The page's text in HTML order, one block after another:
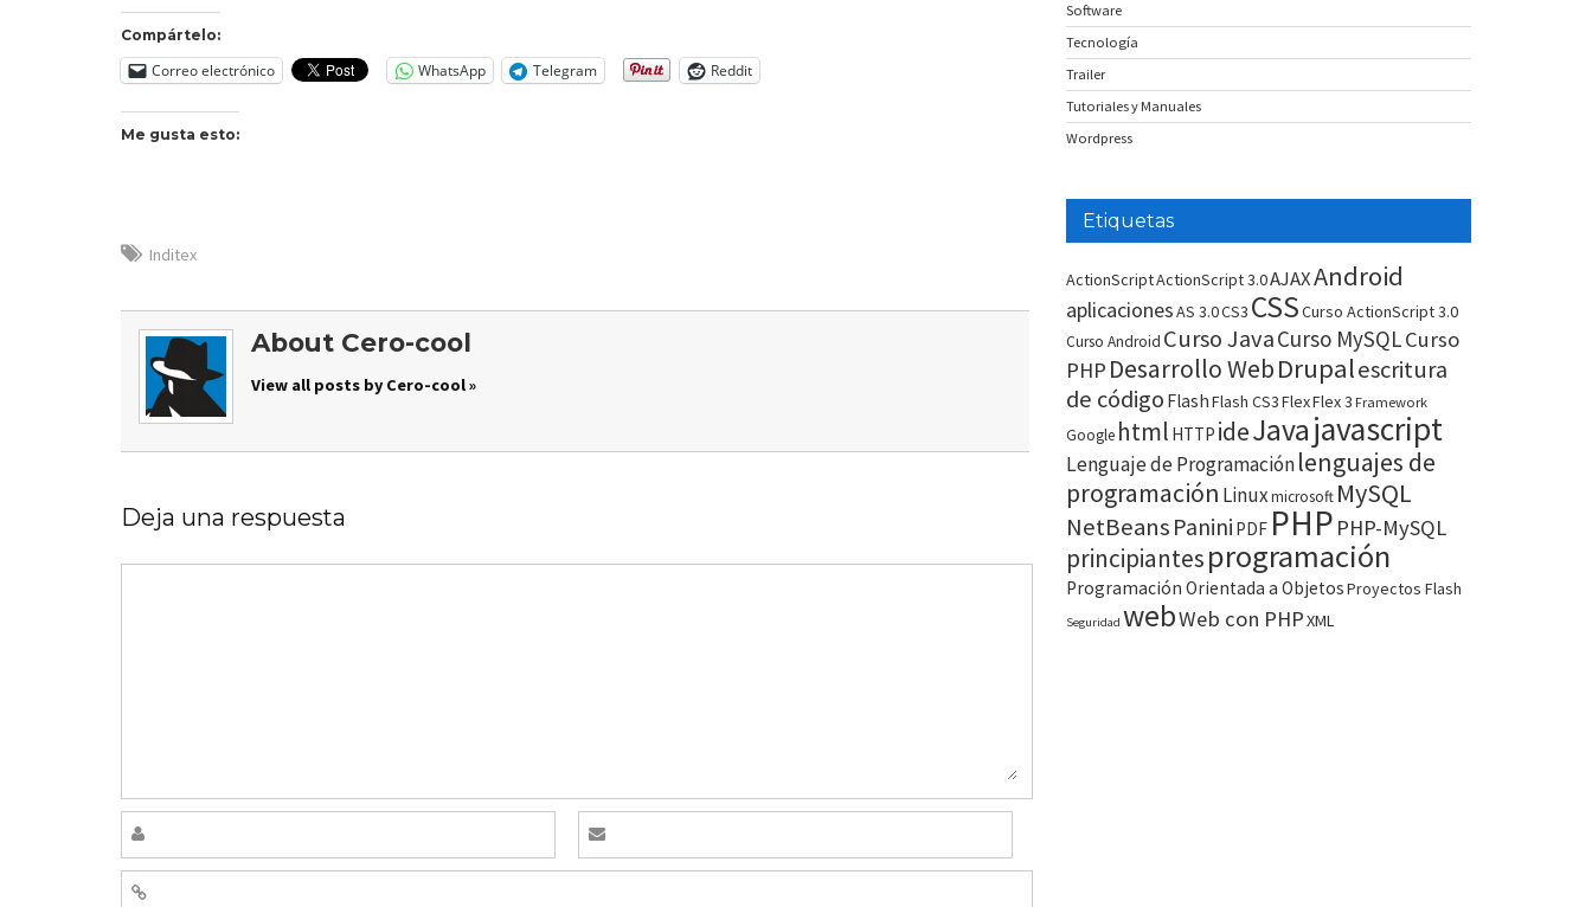
Compártelo:
Correo electrónico WhatsApp Telegram Reddit
Me gusta esto:
Inditex
About Cero-cool
View all posts by Cero-cool »
Deja una respuesta
Software
Tecnología
Trailer
Tutoriales y Manuales
Wordpress
Etiquetas
ActionScriptActionScript 3.0AJAXAndroid
aplicacionesAS 3.0CS3 CSSCurso ActionScript 3.0
Curso Android Curso JavaCurso MySQLCurso
PHP Desarrollo WebDrupalescritura
de código FlashFlash CS3FlexFlex 3 Framework
Google html HTTP ideJavajavascript
Lenguaje de Programaciónlenguajes de
programación Linuxmicrosoft MySQL
NetBeans Panini PDF PHP PHP-MySQL
principiantesprogramación
Programación Orientada a ObjetosProyectos Flash
Seguridad webWeb con PHPXML